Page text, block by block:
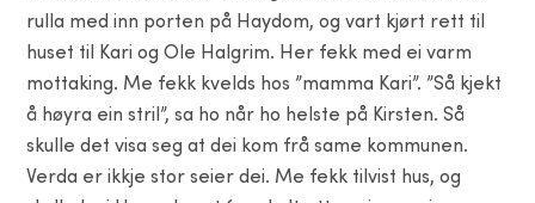
rulla med inn porten på Haydom, og vart kjørt rett til
huset til Kari og Ole Halgrim. Her fekk med ei varm
mottaking. Me fekk kvelds hos ”mamma Kari”. ”Så kjekt
å høyra ein stril”, sa ho når ho helste på Kirsten. Så
skulle det visa seg at dei kom frå same kommunen.
Verda er ikkje stor seier dei. Me fekk tilvist hus, og